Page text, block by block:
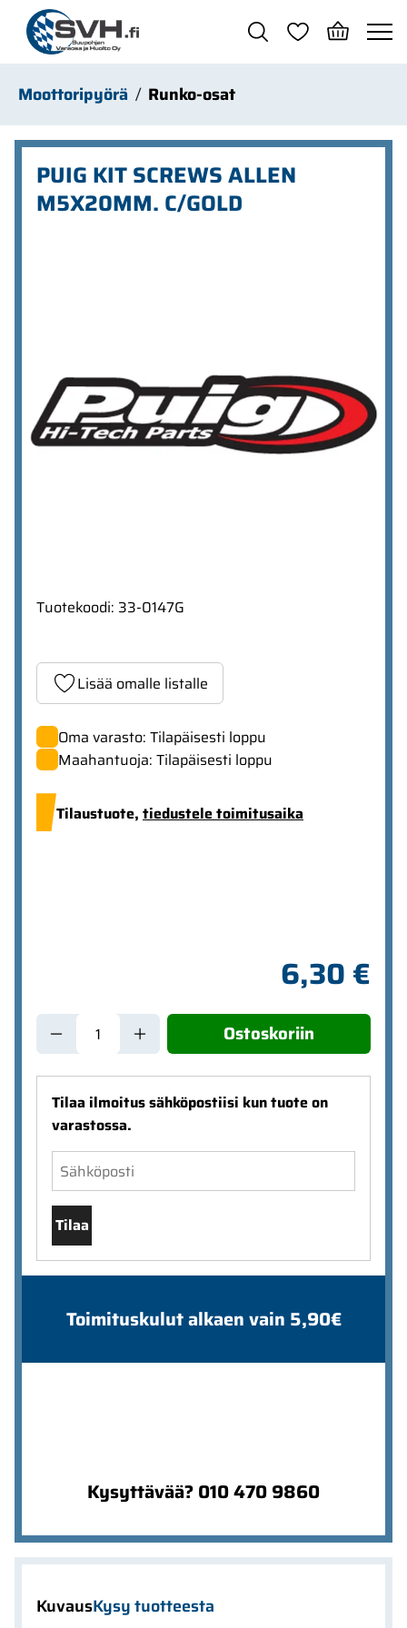
Siirry pääsisältöön
Moottoripyörä Runko-osat
PUIG KIT SCREWS ALLEN
M5X20MM. C/GOLD
Tuotekoodi: 33-0147G
Lisää omalle listalle
Oma varasto: Tilapäisesti loppu
Maahantuoja: Tilapäisesti loppu
Tilaustuote, tiedustele toimitusaika
6,30 €
Ostoskoriin
Tilaa ilmoitus sähköpostiisi kun tuote on
varastossa.
Tilaa
Toimituskulut alkaen vain 5,90€
Kysyttävää? 010 470 9860
KuvausKysy tuotteesta